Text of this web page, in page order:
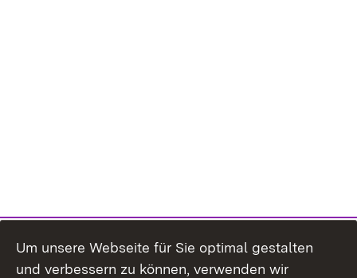
Um unsere Webseite für Sie optimal gestalten
und verbessern zu können, verwenden wir